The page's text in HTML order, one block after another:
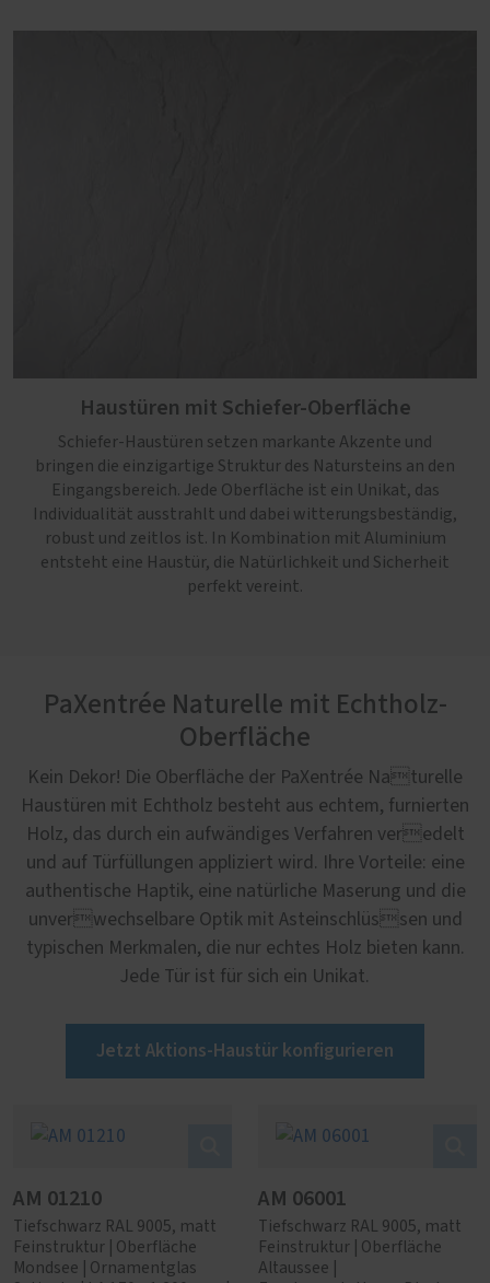
Haustüren mit Schiefer-Oberfläche
Schiefer-Haustüren setzen markante Akzente und
bringen die einzigartige Struktur des Natursteins an den
Eingangsbereich. Jede Oberfläche ist ein Unikat, das
Individualität ausstrahlt und dabei witterungsbeständig,
robust und zeitlos ist. In Kombination mit Aluminium
entsteht eine Haustür, die Natürlichkeit und Sicherheit
perfekt vereint.
PaXentrée Naturelle mit Echtholz-
Oberfläche
Kein Dekor! Die Oberfläche der PaXentrée Naturelle
Haustüren mit Echtholz besteht aus echtem, furnierten
Holz, das durch ein aufwändiges Verfahren veredelt
und auf Türfüllungen appliziert wird. Ihre Vorteile: eine
authentische Haptik, eine natürliche Maserung und die
unverwechselbare Optik mit Asteinschlüssen und
typischen Merkmalen, die nur echtes Holz bieten kann.
Jede Tür ist für sich ein Unikat.
Jetzt Aktions-Haustür konfigurieren
AM 01210
Tiefschwarz RAL 9005, matt
Feinstruktur | Oberfläche
Mondsee | Ornamentglas
AM 06001
Tiefschwarz RAL 9005, matt
Feinstruktur | Oberfläche
Altaussee |